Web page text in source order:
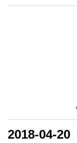
2018-04-20